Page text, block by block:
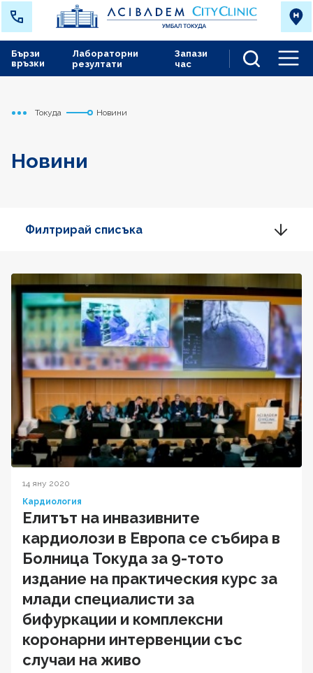
Лабораторни
резултати
Запази
час
Бързи
връзки
Начало
Токуда Новини
Новини
Филтрирай списъка
14 яну 2020
Кардиология
Елитът на инвазивните
кардиолози в Европа се събира в
Болница Токуда за 9-тото
издание на практическия курс за
млади специалисти за
бифуркации и комплексни
коронарни интервенции със
случаи на живо